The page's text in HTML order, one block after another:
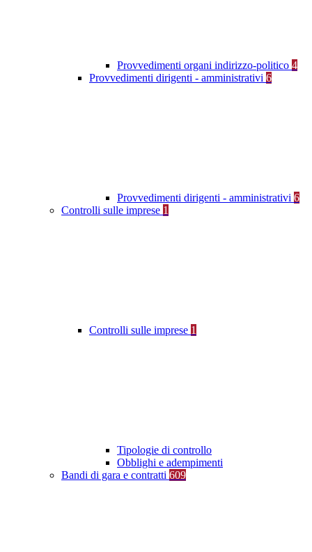
Provvedimenti organi indirizzo-politico 4
Provvedimenti dirigenti - amministrativi 6
Provvedimenti dirigenti - amministrativi 6
Controlli sulle imprese 1
Controlli sulle imprese 1
Tipologie di controllo
Obblighi e adempimenti
Bandi di gara e contratti 609